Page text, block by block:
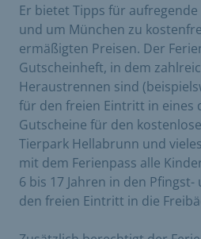
Er bietet Tipps für
und um München zu
ermäßigten Preisen. Der
Gutscheinheft, in dem
Heraustrennen sind
für den freien Eintritt in eines
Gutscheine für den
Tierpark Hellabrunn und
mit dem Ferienpass alle
6 bis 17 Jahren in den
den freien Eintritt in die